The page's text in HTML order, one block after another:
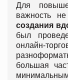
Для
важность
создания
был
онлайн-
большая